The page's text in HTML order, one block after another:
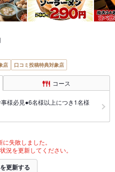
店 口コミ投稿特典対象店
コース
様必見●6名様以上につき1名様
失敗しました。
況を更新してください。
更新する